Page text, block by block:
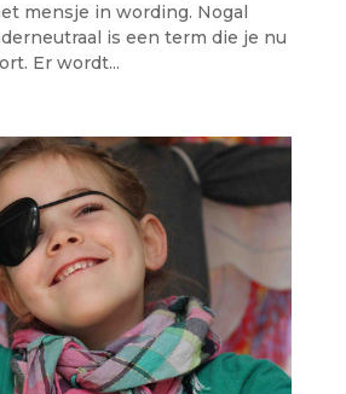
mensje in wording. Nogal
is een term die je nu
Er wordt...